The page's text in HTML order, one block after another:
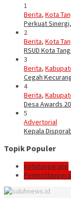
1
Berita, Kota
Perkuat
2
Berita, Kota
RSUD Kota
3
Berita,
Cegah
4
Berita,
Desa Awards
5
Advertorial
Kepala
Topik Populer
Kotatangerang